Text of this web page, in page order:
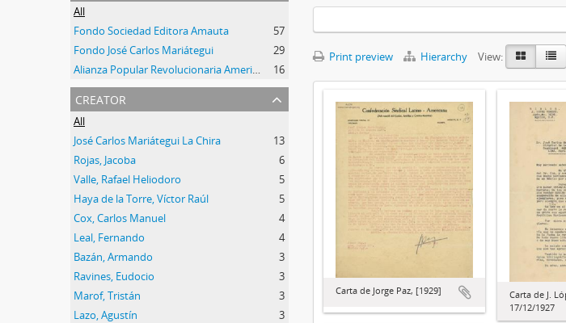
All
Fondo Sociedad Editora Amauta
57
Fondo José Carlos Mariátegui
29
Alianza Popular Revolucionaria Americana-APRA (Colección)
16
creator
All
José Carlos Mariátegui La Chira
13
Rojas, Jacoba
6
Valle, Rafael Heliodoro
5
Haya de la Torre, Víctor Raúl
5
Cox, Carlos Manuel
4
Leal, Fernando
4
Bazán, Armando
3
Ravines, Eudocio
3
Marof, Tristán
3
Lazo, Agustín
3
Print preview Hierarchy View:
Carta de Jorge Paz, [1929]
Carta de J.
17/12/1927